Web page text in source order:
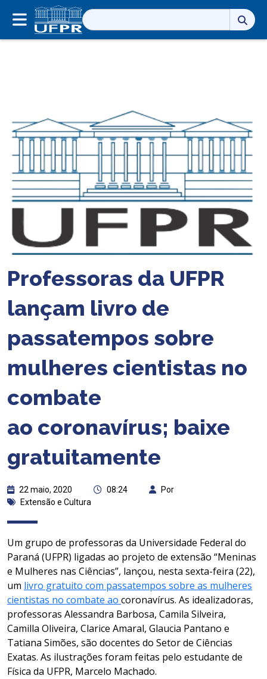
Pesquisar
por:
Professoras da UFPR
lançam livro de
passatempos sobre
mulheres cientistas no
combate
ao coronavírus; baixe
gratuitamente
22 maio, 2020 08:24
Por
Extensão e Cultura
Um grupo de professoras da Universidade Federal do
Paraná (UFPR) ligadas ao projeto de extensão “Meninas
e Mulheres nas Ciências”, lançou, nesta sexta-feira (22),
um livro gratuito com passatempos sobre as mulheres
cientistas no combate ao coronavírus. As idealizadoras,
professoras Alessandra Barbosa, Camila Silveira,
Camilla Oliveira, Clarice Amaral, Glaucia Pantano e
Tatiana Simões, são docentes do Setor de Ciências
Exatas. As ilustrações foram feitas pelo estudante de
Física da UFPR, Marcelo Machado.